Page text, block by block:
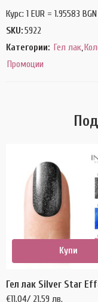
Курс: 1 EUR = 1.95583 BGN
SKU:5922
Категории: Гел лак
Промоции
Купи
€11.04/ 21.59 лв.